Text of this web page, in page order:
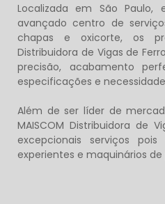
Localizada em São Paulo,
avançado centro de
chapas e oxicorte, os
Distribuidora de Vigas de Ferro
precisão, acabamento
especificações e
Além de ser líder de
MAISCOM Distribuidora de
excepcionais serviços
experientes e maquinários de